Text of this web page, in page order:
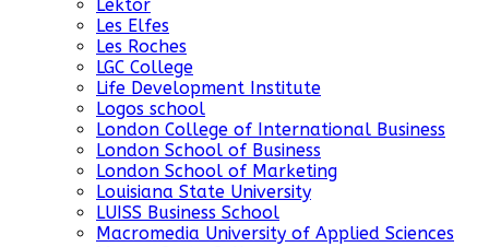
Lektor
Les Elfes
Les Roches
LGC College
Life Development Institute
Logos school
London College of International Business
London School of Business
London School of Marketing
Louisiana State University
LUISS Business School
Macromedia University of Applied Sciences